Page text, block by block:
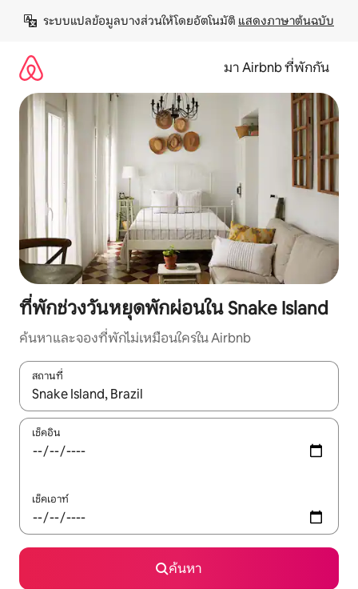
เนื้อหา
ระบบแปลข้อมูลบางส่วนให้โดยอัตโนมัติ แสดงภาษาต้นฉบับ
มา Airbnb ที่พักกัน
ที่พักช่วงวันหยุดพักผ่อนใน Snake Island
ค้นหาและจองที่พักไม่เหมือนใครใน Airbnb
สถานที่
ใช้ลูกศรขึ้นลง หรือใช้การสัมผัสหรือปัด เพื่อสำรวจผลการค้นหา
เช็คอิน
เช็คเอาท์
ค้นหา